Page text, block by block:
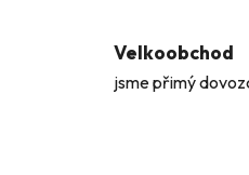
Velkoobchod
jsme přimý